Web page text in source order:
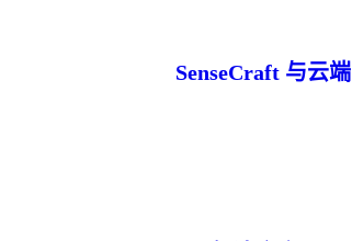
SenseCraft 与云端